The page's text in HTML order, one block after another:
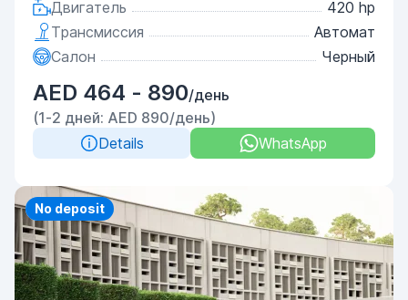
Двигатель
420 hp
Трансмиссия
Автомат
Салон
Черный
AED 464 - 890/день
(1-2 дней: AED 890/день)
Details
WhatsApp
Priority
No deposit